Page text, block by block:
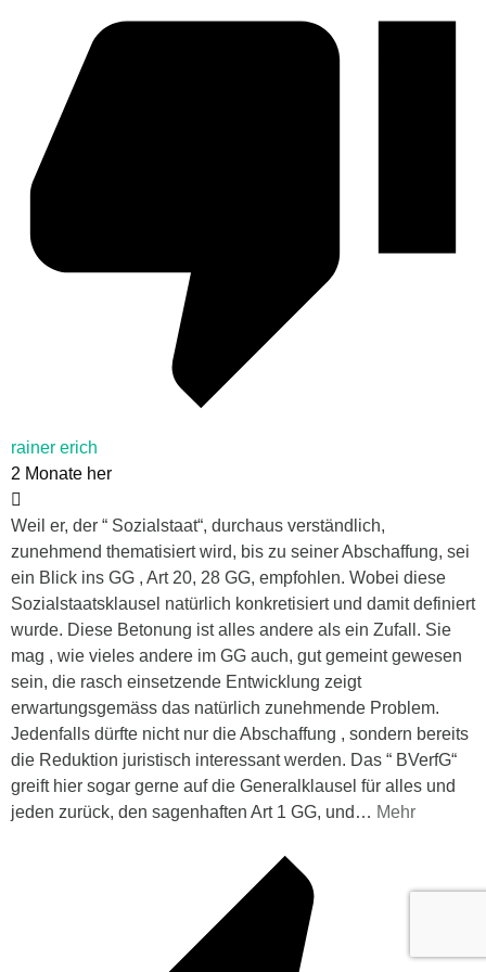
rainer erich
2 Monate her
Weil er, der “ Sozialstaat“, durchaus verständlich,
zunehmend thematisiert wird, bis zu seiner Abschaffung, sei
ein Blick ins GG , Art 20, 28 GG, empfohlen. Wobei diese
Sozialstaatsklausel natürlich konkretisiert und damit definiert
wurde. Diese Betonung ist alles andere als ein Zufall. Sie
mag , wie vieles andere im GG auch, gut gemeint gewesen
sein, die rasch einsetzende Entwicklung zeigt
erwartungsgemäss das natürlich zunehmende Problem.
Jedenfalls dürfte nicht nur die Abschaffung , sondern bereits
die Reduktion juristisch interessant werden. Das “ BVerfG“
greift hier sogar gerne auf die Generalklausel für alles und
jeden zurück, den sagenhaften Art 1 GG, und … Mehr